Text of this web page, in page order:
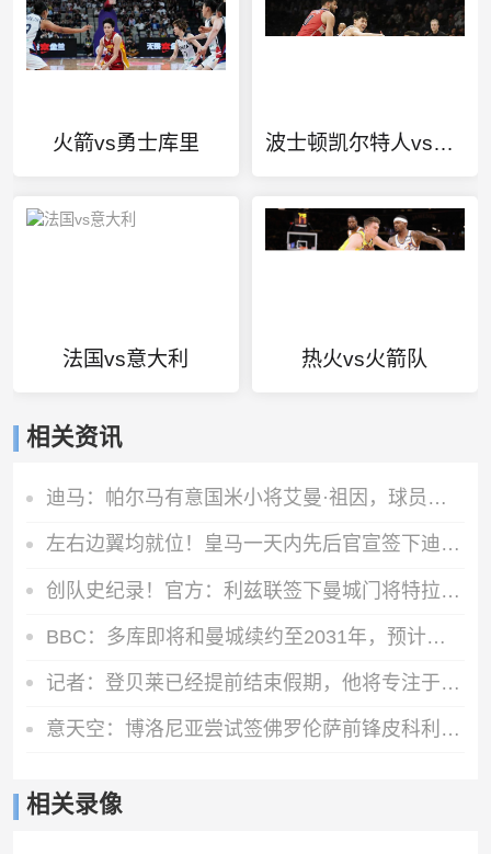
火箭vs勇士库里 波士顿凯尔特人vs休斯顿火箭
法国vs意大利 热火vs火箭队
相关资讯
迪马：帕尔马有意国米小将艾曼·祖因，球员此前和阿斯科利谈判
左右边翼均就位！皇马一天内先后官宣签下迪奥曼德、续约维尼修斯
创队史纪录！官方：利兹联签下曼城门将特拉福德，总价4500万镑
BBC：多库即将和曼城续约至2031年，预计下周官宣
记者：登贝莱已经提前结束假期，他将专注于训练恢复和欧洲超级杯
意天空：博洛尼亚尝试签佛罗伦萨前锋皮科利 已准备永久转会报价
相关录像